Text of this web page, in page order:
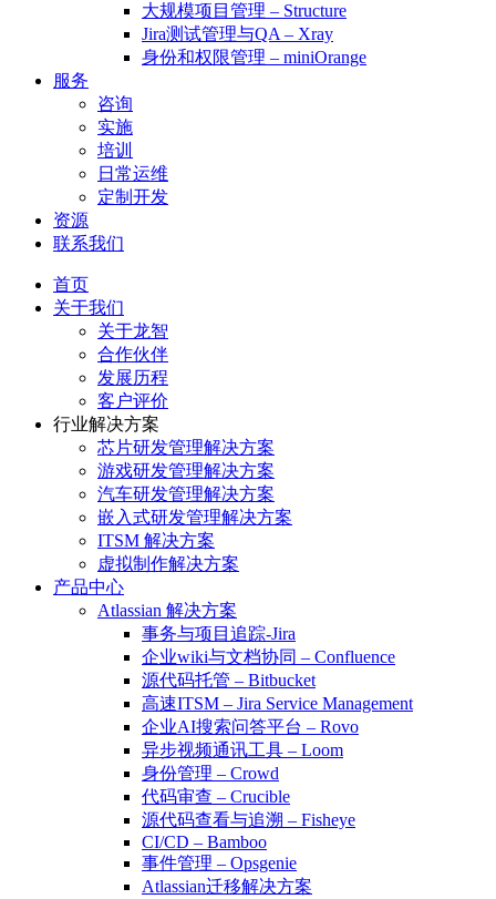
大规模项目管理 – Structure
Jira测试管理与QA – Xray
身份和权限管理 – miniOrange
服务
咨询
实施
培训
日常运维
定制开发
资源
联系我们
首页
关于我们
关于龙智
合作伙伴
发展历程
客户评价
行业解决方案
芯片研发管理解决方案
游戏研发管理解决方案
汽车研发管理解决方案
嵌入式研发管理解决方案
ITSM 解决方案
虚拟制作解决方案
产品中心
Atlassian 解决方案
事务与项目追踪-Jira
企业wiki与文档协同 – Confluence
源代码托管 – Bitbucket
高速ITSM – Jira Service Management
企业AI搜索问答平台 – Rovo
异步视频通讯工具 – Loom
身份管理 – Crowd
代码审查 – Crucible
源代码查看与追溯 – Fisheye
CI/CD – Bamboo
事件管理 – Opsgenie
Atlassian迁移解决方案